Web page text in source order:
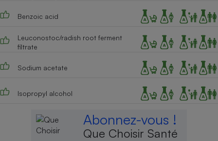
Benzoic acid
Leuconostoc/radish root ferment
filtrate
Sodium acetate
Isopropyl alcohol
Abonnez-vous !
Que Choisir Santé